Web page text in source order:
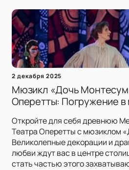
2 декабря 2025
Мюзикл «Дочь
Оперетты: Погружение в
Откройте для себя древнюю
Театра Оперетты с мюзиклом
Великолепные декорации и
любви ждут вас в центре
стать частью этого